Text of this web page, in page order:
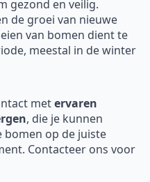
gezond en veilig.
de groei van nieuwe
van bomen dient te
meestal in de winter
metervaren
, die je kunnen
bomen op de juiste
Contacteer ons voor